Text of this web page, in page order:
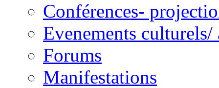
Conférences-
Evenements culturels/
Forums
Manifestations